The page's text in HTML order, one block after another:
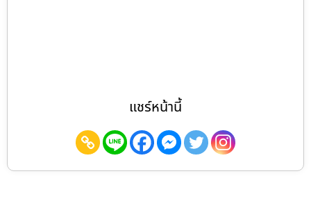
แชร์หน้านี้